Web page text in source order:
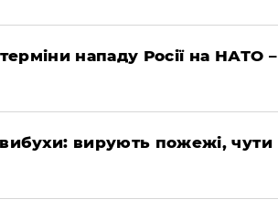
нападу Росії на НАТО –
вирують пожежі, чути